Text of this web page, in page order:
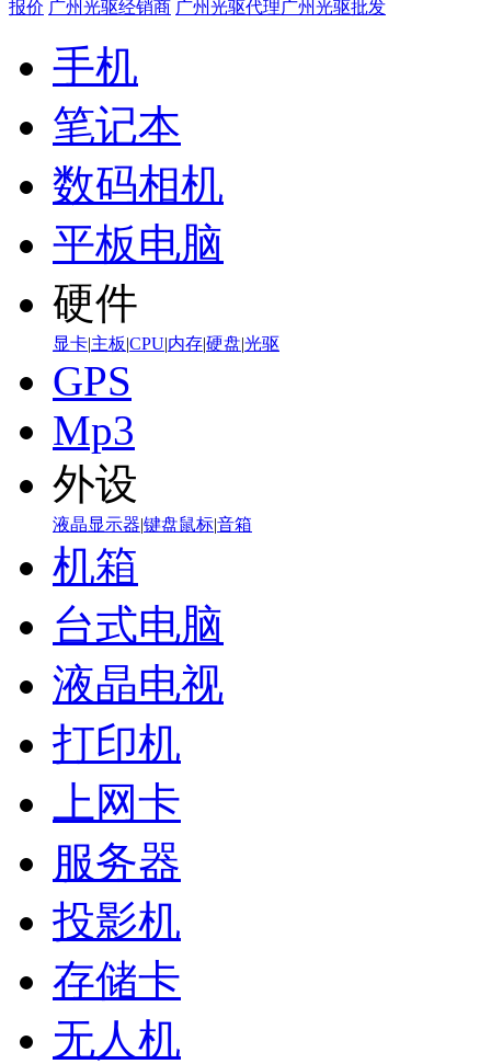
报价 广州光驱经销商 广州光驱代理广州光驱批发
手机
笔记本
数码相机
平板电脑
硬件
显卡|主板|CPU|内存|硬盘|光驱
GPS
Mp3
外设
液晶显示器|键盘鼠标|音箱
机箱
台式电脑
液晶电视
打印机
上网卡
服务器
投影机
存储卡
无人机